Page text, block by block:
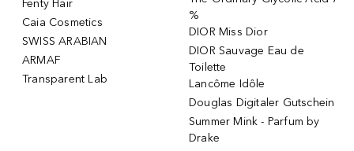
Fenty Hair
Caia Cosmetics
SWISS ARABIAN
ARMAF
Transparent Lab
%
DIOR Miss Dior
DIOR Sauvage Eau de
Toilette
Lancôme Idôle
Douglas Digitaler Gutschein
Summer Mink - Parfum by
Drake